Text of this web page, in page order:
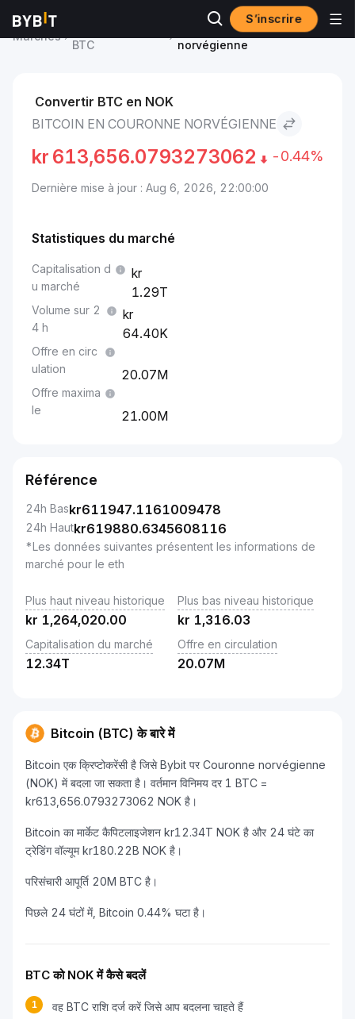
S’inscrire
Marchés
BTC
Bitcoin to Couronne
norvégienne
Convertir BTC en NOK
BITCOIN EN COURONNE NORVÉGIENNE
kr 613,656.0793273062 -0.44%
Dernière mise à jour : Aug 6, 2026, 22:00:00
Statistiques du marché
Capitalisation d
u marché
1.29T
Volume sur 2
4 h
64.40K
Offre en circ
ulation
20.07M
Offre maxima
le
21.00M
Référence
24h Baskr611947.1161009478
24h Hautkr619880.6345608116
*Les données suivantes présentent les informations de
marché pour le eth
Plus haut niveau historique
kr 1,264,020.00
Plus bas niveau historique
kr 1,316.03
Capitalisation du marché
12.34T
Offre en circulation
20.07M
Bitcoin (BTC) के बारे में
Bitcoin एक क्रिप्टोकरेंसी है जिसे Bybit पर Couronne norvégienne
(NOK) में बदला जा सकता है। वर्तमान विनिमय दर 1 BTC =
kr613,656.0793273062 NOK है।
Bitcoin का मार्केट कैपिटलाइजेशन kr12.34T NOK है और 24 घंटे का
ट्रेडिंग वॉल्यूम kr180.22B NOK है।
परिसंचारी आपूर्ति 20M BTC है।
पिछले 24 घंटों में, Bitcoin 0.44% घटा है।
BTC को NOK में कैसे बदलें
1 वह BTC राशि दर्ज करें जिसे आप बदलना चाहते हैं